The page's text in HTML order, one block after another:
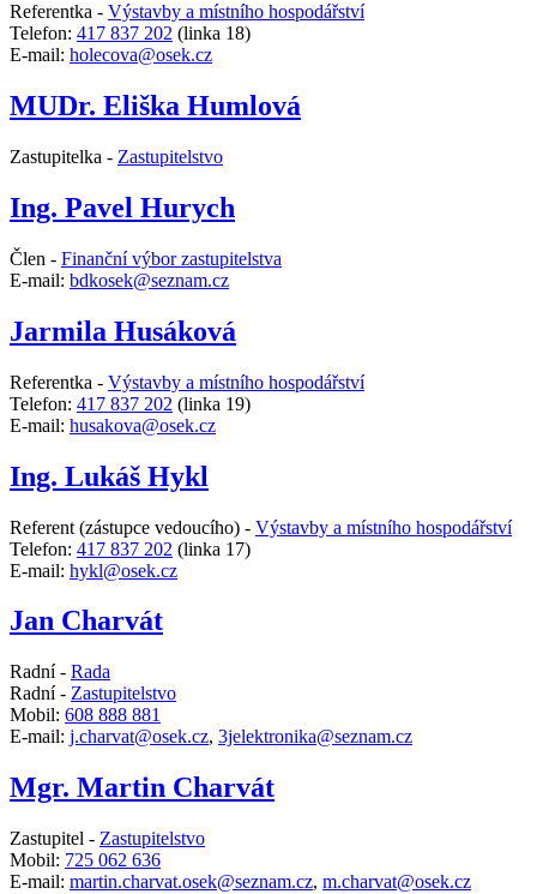
Referentka - Výstavby a místního hospodářství
Telefon: 417 837 202 (linka 18)
E-mail: holecova@osek.cz
MUDr. Eliška Humlová
Zastupitelka - Zastupitelstvo
Ing. Pavel Hurych
Člen - Finanční výbor zastupitelstva
E-mail: bdkosek@seznam.cz
Jarmila Husáková
Referentka - Výstavby a místního hospodářství
Telefon: 417 837 202 (linka 19)
E-mail: husakova@osek.cz
Ing. Lukáš Hykl
Referent (zástupce vedoucího) - Výstavby a místního hospodářství
Telefon: 417 837 202 (linka 17)
E-mail: hykl@osek.cz
Jan Charvát
Radní - Rada
Radní - Zastupitelstvo
Mobil: 608 888 881
E-mail: j.charvat@osek.cz, 3jelektronika@seznam.cz
Mgr. Martin Charvát
Zastupitel - Zastupitelstvo
Mobil: 725 062 636
E-mail: martin.charvat.osek@seznam.cz, m.charvat@osek.cz